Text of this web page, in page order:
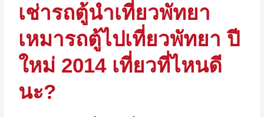
เช่ารถตู้นำเที่ยวพัทยา
เหมารถตู้ไปเที่ยวพัทยา ปี
ใหม่ 2014 เที่ยวที่ไหนดี
นะ?